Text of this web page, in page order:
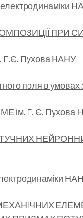
електродинаміки
ПРИ
Г.Є. Пухова НАНУ
поля в
ім. Г. Є. Пухова